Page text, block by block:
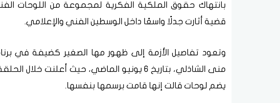
بانتهاك حقوق الملكية الفكرية لمجموعة من اللوحات
قضية أثارت جدلًا واسعًا داخل الوسطين الفني والإعلامي.
وتعود تفاصيل الأزمة إلى ظهور مها الصغير كضيفة في
منى الشاذلي، بتاريخ 6 يونيو الماضي، حيث
يضم لوحات قالت إنها قامت برسمها بنفسها.